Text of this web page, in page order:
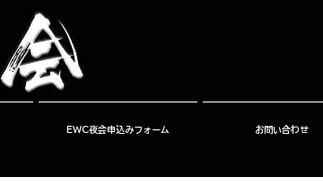
EWC夜会申込みフォーム お問い合わせ